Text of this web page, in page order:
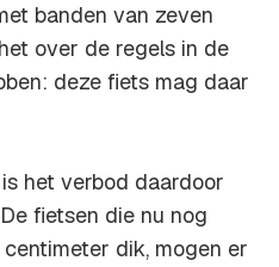
banden van zeven
over de regels in de
deze fiets mag daar
het verbod daardoor
fietsen die nu nog
dik, mogen er